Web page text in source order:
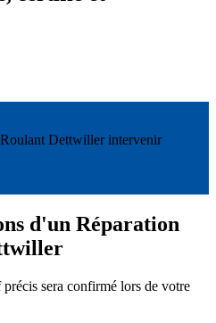
Dettwiller intervenir
d'un Réparation
sera confirmé lors de votre